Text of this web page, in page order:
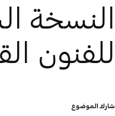
النسخة
للفنون
شارك الموضوع